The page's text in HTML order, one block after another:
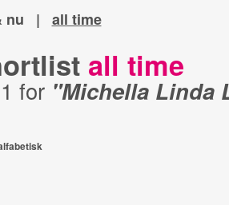
nu | all time
all time
for "Michella Linda